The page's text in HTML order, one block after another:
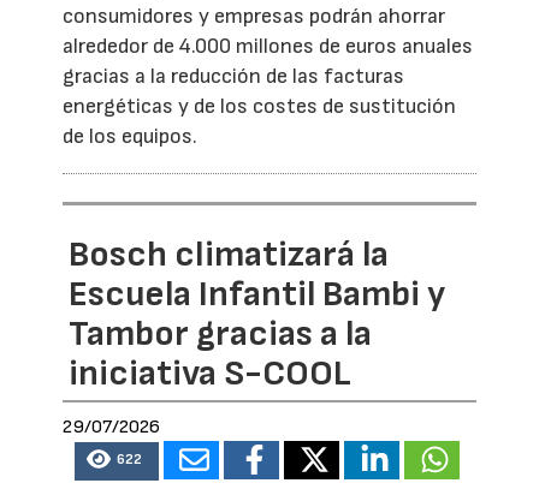
consumidores y empresas podrán ahorrar
alrededor de 4.000 millones de euros anuales
gracias a la reducción de las facturas
energéticas y de los costes de sustitución
de los equipos.
Bosch climatizará la
Escuela Infantil Bambi y
Tambor gracias a la
iniciativa S-COOL
29/07/2026
622